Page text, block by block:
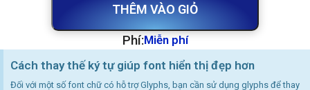
THÊM VÀO GIỎ
Phí:Miễn phí
Cách thay thế ký tự giúp font hiển thị đẹp hơn
Đối với một số font chữ có hỗ trợ Glyphs, bạn cần sử dụng glyphs để thay